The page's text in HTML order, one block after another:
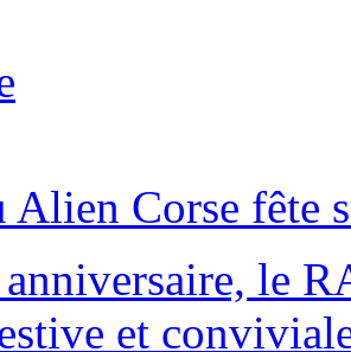
Alien Corse fête
le
et